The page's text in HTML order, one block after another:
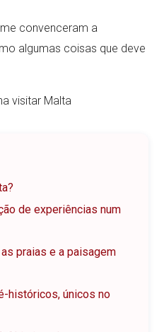
convenceram a
algumas coisas que deve
de experiências num
praias e a paisagem
históricos, únicos no